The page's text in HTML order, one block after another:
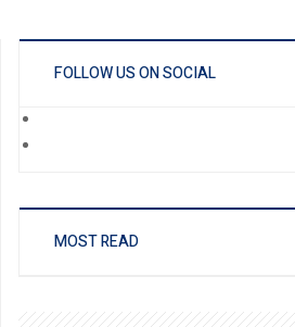
FOLLOW US ON SOCIAL
MOST READ